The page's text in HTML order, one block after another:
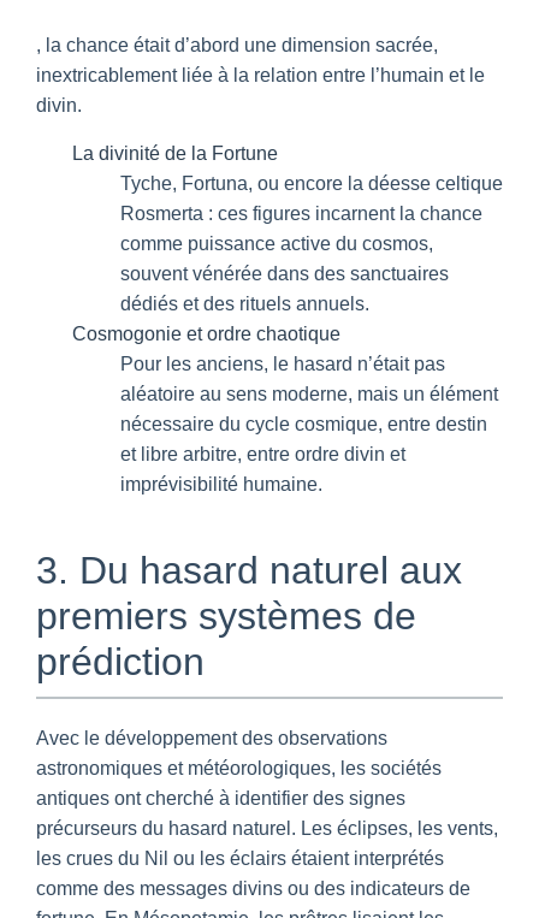
, la chance était d’abord une dimension sacrée,
inextricablement liée à la relation entre l’humain et le
divin.
La divinité de la Fortune
Tyche, Fortuna, ou encore la déesse celtique
Rosmerta : ces figures incarnent la chance
comme puissance active du cosmos,
souvent vénérée dans des sanctuaires
dédiés et des rituels annuels.
Cosmogonie et ordre chaotique
Pour les anciens, le hasard n’était pas
aléatoire au sens moderne, mais un élément
nécessaire du cycle cosmique, entre destin
et libre arbitre, entre ordre divin et
imprévisibilité humaine.
3. Du hasard naturel aux
premiers systèmes de
prédiction
Avec le développement des observations
astronomiques et météorologiques, les sociétés
antiques ont cherché à identifier des signes
précurseurs du hasard naturel. Les éclipses, les vents,
les crues du Nil ou les éclairs étaient interprétés
comme des messages divins ou des indicateurs de